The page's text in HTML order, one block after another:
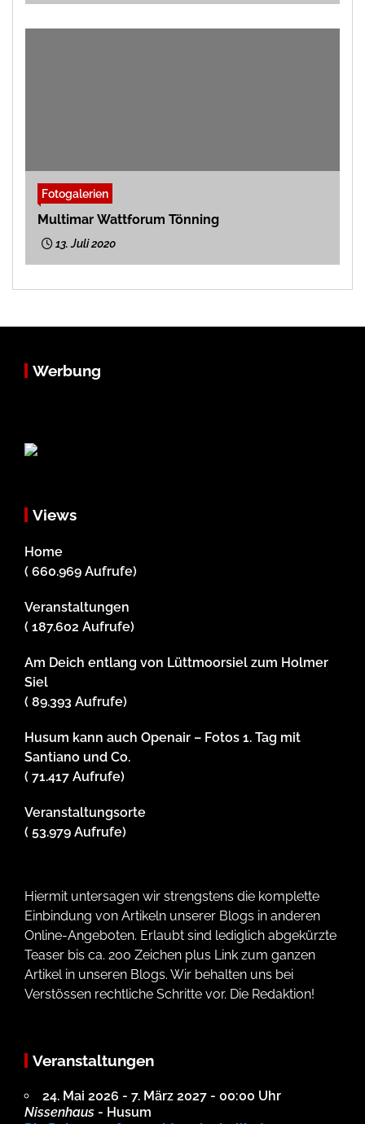
Fotogalerien
Multimar Wattforum Tönning
13. Juli 2020
Werbung
Views
Home
( 660.969 Aufrufe)
Veranstaltungen
( 187.602 Aufrufe)
Am Deich entlang von Lüttmoorsiel zum Holmer
Siel
( 89.393 Aufrufe)
Husum kann auch Openair – Fotos 1. Tag mit
Santiano und Co.
( 71.417 Aufrufe)
Veranstaltungsorte
( 53.979 Aufrufe)
Hiermit untersagen wir strengstens die komplette
Einbindung von Artikeln unserer Blogs in anderen
Online-Angeboten. Erlaubt sind lediglich abgekürzte
Teaser bis ca. 200 Zeichen plus Link zum ganzen
Artikel in unseren Blogs. Wir behalten uns bei
Verstössen rechtliche Schritte vor. Die Redaktion!
Veranstaltungen
24. Mai 2026 - 7. März 2027 - 00:00 Uhr
Nissenhaus - Husum